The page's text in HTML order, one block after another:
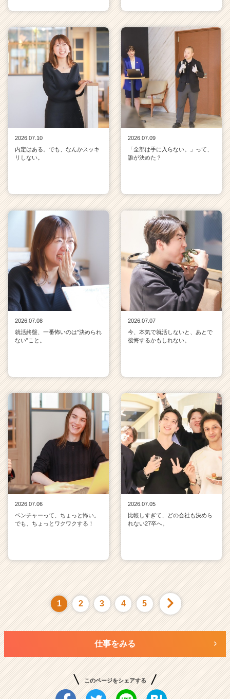
2026.07.10
内定はある。でも、なんかスッキ
リしない。
2026.07.09
「全部は手に入らない。」って、
誰が決めた？
2026.07.08
就活終盤、一番怖いのは"決められ
ない"こと。
2026.07.07
今、本気で就活しないと、あとで
後悔するかもしれない。
2026.07.06
ベンチャーって、ちょっと怖い。
でも、ちょっとワクワクする！
2026.07.05
比較しすぎて、どの会社も決めら
れない27卒へ。
1 2 3 4 5
仕事をみる
このページをシェアする